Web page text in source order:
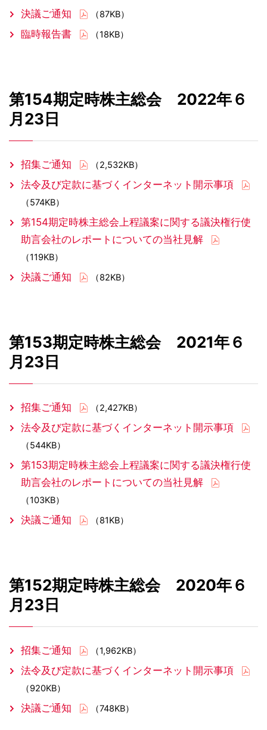
決議ご通知 （87KB）
臨時報告書 （18KB）
第154期定時株主総会 2022年６
月23日
招集ご通知 （2,532KB）
法令及び定款に基づくインターネット開示事項
（574KB）
第154期定時株主総会上程議案に関する議決権行使
助言会社のレポートについての当社見解
（119KB）
決議ご通知 （82KB）
第153期定時株主総会 2021年６
月23日
招集ご通知 （2,427KB）
法令及び定款に基づくインターネット開示事項
（544KB）
第153期定時株主総会上程議案に関する議決権行使
助言会社のレポートについての当社見解
（103KB）
決議ご通知 （81KB）
第152期定時株主総会 2020年６
月23日
招集ご通知 （1,962KB）
法令及び定款に基づくインターネット開示事項
（920KB）
決議ご通知 （748KB）